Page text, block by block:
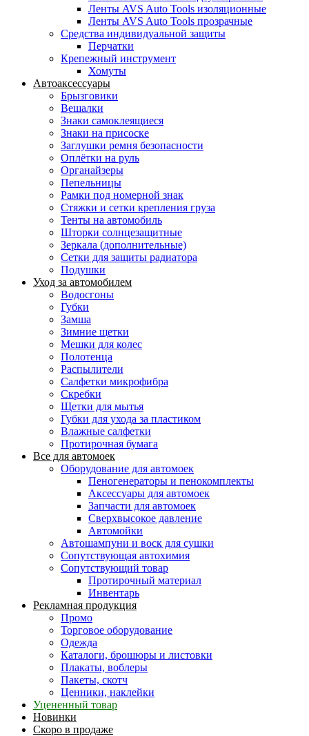
Ленты AVS Auto Tools изоляционные
Ленты AVS Auto Tools прозрачные
Средства индивидуальной защиты
Перчатки
Крепежный инструмент
Хомуты
Автоаксессуары
Брызговики
Вешалки
Знаки самоклеящиеся
Знаки на присоске
Заглушки ремня безопасности
Оплётки на руль
Органайзеры
Пепельницы
Рамки под номерной знак
Стяжки и сетки крепления груза
Тенты на автомобиль
Шторки солнцезащитные
Зеркала (дополнительные)
Сетки для защиты радиатора
Подушки
Уход за автомобилем
Водосгоны
Губки
Замша
Зимние щетки
Мешки для колес
Полотенца
Распылители
Салфетки микрофибра
Скребки
Щетки для мытья
Губки для ухода за пластиком
Влажные салфетки
Протирочная бумага
Все для автомоек
Оборудование для автомоек
Пеногенераторы и пенокомплекты
Аксессуары для автомоек
Запчасти для автомоек
Сверхвысокое давление
Автомойки
Автошампуни и воск для сушки
Сопутствующая автохимия
Сопутствующий товар
Протирочный материал
Инвентарь
Рекламная продукция
Промо
Торговое оборудование
Одежда
Каталоги, брошюры и листовки
Плакаты, воблеры
Пакеты, скотч
Ценники, наклейки
Уцененный товар
Новинки
Скоро в продаже